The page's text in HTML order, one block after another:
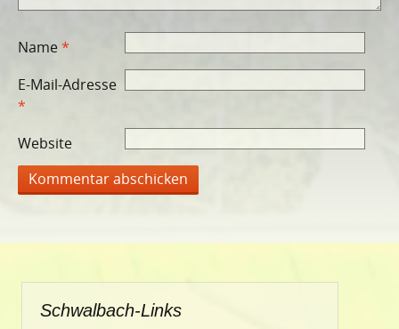
Name*
E-Mail-Adresse
*
Website
Schwalbach-Links